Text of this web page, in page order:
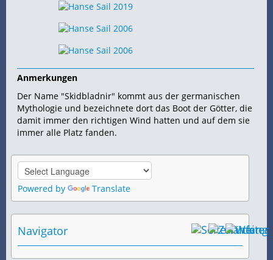
Anmerkungen
Der Name "Skidbladnir" kommt aus der germanischen
Mythologie und bezeichnete dort das Boot der Götter, die
damit immer den richtigen Wind hatten und auf dem sie
immer alle Platz fanden.
Powered by Translate
Navigator